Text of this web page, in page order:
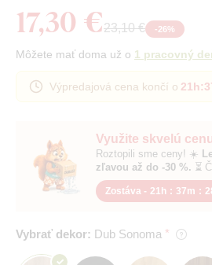
Využite skvelú
Roztopili sme ceny! ☀️
zľavou až do -30 %. ⏳
Zostáva - 21h : 37m :
Vybrať dekor: Dub Sonoma
17,30 €23,10 € -26%
Môžete mať doma už o 1 pracovný
Výpredajová cena končí o 21h: